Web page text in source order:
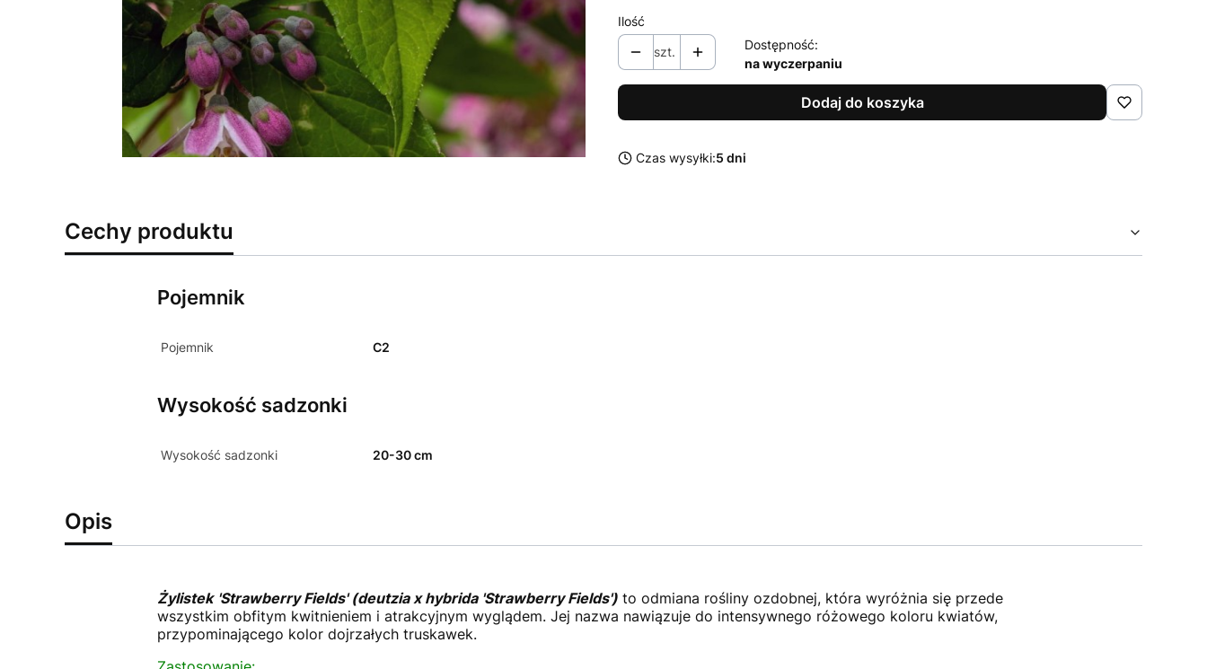
Ilość
szt.
Dostępność:
na wyczerpaniu
Dodaj do koszyka
Czas wysyłki:5 dni
Cechy produktu
Pojemnik
Pojemnik C2
Wysokość sadzonki
Wysokość sadzonki 20-30 cm
Opis
Żylistek 'Strawberry Fields' (deutzia x hybrida 'Strawberry Fields')to odmiana rośliny ozdobnej, która wyróżnia się przede
wszystkim obfitym kwitnieniem i atrakcyjnym wyglądem. Jej nazwa nawiązuje do intensywnego różowego koloru kwiatów,
przypominającego kolor dojrzałych truskawek.